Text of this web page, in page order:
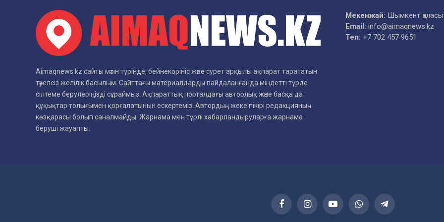
Aimaqnews.kz сайты мәтін түрінде, бейнекөрініс және сурет арқылы ақпарат тарататын
тәуелсіз желілік басылым. Сайттағы материалдарды пайдаланғанда міндетті түрде
сілтеме берулеріңізді сұраймыз. Ақпараттық порталдағы авторлық және басқа да
құқықтар толығымен қорғалатынын ескертеміз. Автордың жеке пікірі редакцияның
көзқарасы болып саналмайды. Жарнама мен түрлі хабарландыруларға жарнама
беруші жауапты.
Мекенжай: Шымкент
Email: info@aimaqnews.kz
Тел: +7 702 457 9651
FacebookInstagramYouTubeWhatsAppTelegram